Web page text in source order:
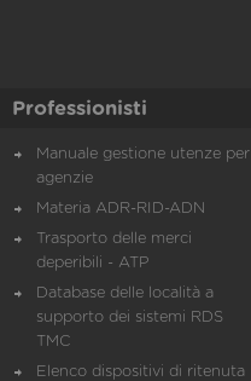
Professionisti
Manuale gestione utenze per
agenzie
Materia ADR-RID-ADN
Trasporto delle merci
deperibili - ATP
Database delle località a
supporto dei sistemi RDS
TMC
Elenco dispositivi di ritenuta